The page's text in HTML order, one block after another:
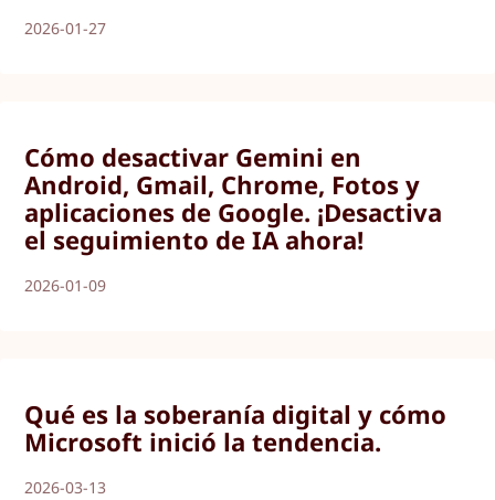
2026-01-27
Cómo desactivar Gemini en
Android, Gmail, Chrome, Fotos y
aplicaciones de Google. ¡Desactiva
el seguimiento de IA ahora!
2026-01-09
Qué es la soberanía digital y cómo
Microsoft inició la tendencia.
2026-03-13